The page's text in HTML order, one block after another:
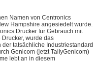
Namen von Centronics
Hampshire angesiedelt wurde.
Drucker für Gebrauch mit
wurde das
tatsächliche Industriestandard
Genicom (jetzt TallyGenicom)
lebt an in diesem